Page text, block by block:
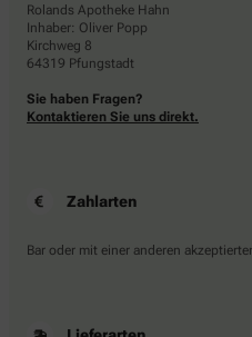
Rolands Apotheke Hahn
Inhaber: Oliver Popp
Kirchweg 8
64319 Pfungstadt
Sie haben Fragen?
Kontaktieren Sie uns direkt.
Zahlarten
Bar oder mit einer anderen